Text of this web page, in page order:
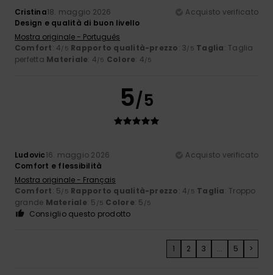
Cristina18. maggio 2026
Acquisto verificato
Design e qualità di buon livello
Mostra originale - Português
Comfort: 4/5 Rapporto qualità-prezzo: 3/5 Taglia: Taglia
perfetta Materiale: 4/5 Colore: 4/5
5/5
Ludovic16. maggio 2026
Acquisto verificato
Comfort e flessibilità
Mostra originale - Français
Comfort: 5/5 Rapporto qualità-prezzo: 4/5 Taglia: Troppo
grande Materiale: 5 /5 Colore: 5 /5
Consiglio questo prodotto
1 2 3 ... 5 >